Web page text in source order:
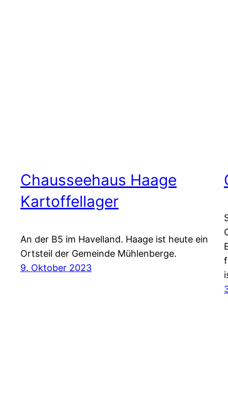
Chausseehaus Haage
Kartoffellager
An der B5 im Havelland. Haage ist heute ein
Ortsteil der Gemeinde Mühlenberge.
9. Oktober 2023